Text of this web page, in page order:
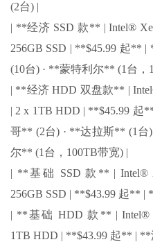
(2台) |
| **经济 SSD 款** | Intel®
256GB SSD | **$45.99 起**
(10台) · **蒙特利尔** (1台，
| **经济 HDD 双盘款** |
| 2 x 1TB HDD | **$45.99
哥** (2台) · **达拉斯** (1台
尔** (1台，100TB带宽) |
| **基础 SSD 款** | Intel®
256GB SSD | **$43.99 起** |
| **基础 HDD 款** | Intel®
1TB HDD | **$43.99 起** |